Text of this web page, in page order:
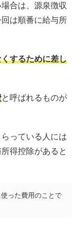
合は、源泉徴収
は順番に給与所
するために差し
と呼ばれるものが
っている人には
得控除があると
った費用のことで